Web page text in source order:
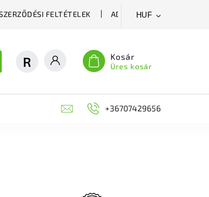
FELTÉTELEK ADATVÉDELMI
HUF
Kosár
Üres kosár
DEKORÁCIÓS FALPANEL, MŰNÖVÉNY FAL
+36707429656